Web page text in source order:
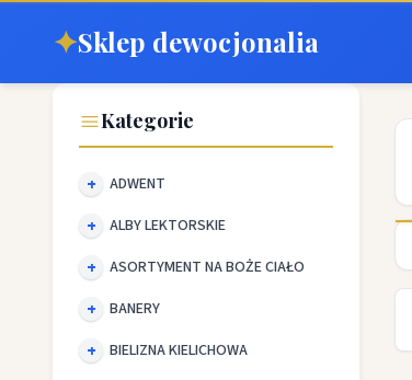
✦Sklep dewocjonalia
Kategorie
ADWENT
ALBY LEKTORSKIE
ASORTYMENT NA BOŻE CIAŁO
BANERY
BIELIZNA KIELICHOWA